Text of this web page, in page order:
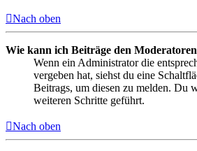
Nach oben
Wie kann ich Beiträge den
Wenn ein Administrator die
vergeben hat, siehst du eine
Beitrags, um diesen zu melden. Du
weiteren Schritte geführt.
Nach oben